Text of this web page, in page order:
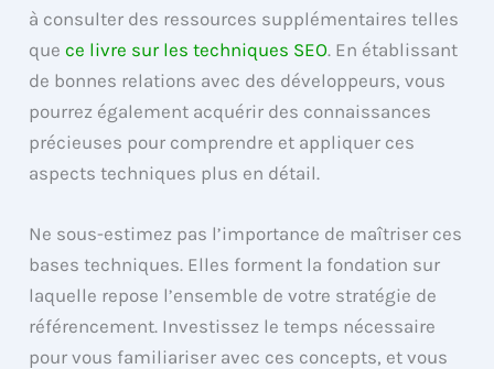
à consulter des ressources supplémentaires telles
quece livre sur les techniques SEO. En établissant
de bonnes relations avec des développeurs, vous
pourrez également acquérir des connaissances
précieuses pour comprendre et appliquer ces
aspects techniques plus en détail.
Ne sous-estimez pas l’importance de maîtriser ces
bases techniques. Elles forment la fondation sur
laquelle repose l’ensemble de votre stratégie de
référencement. Investissez le temps nécessaire
pour vous familiariser avec ces concepts, et vous